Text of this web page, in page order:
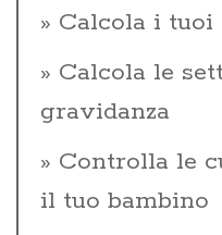
Calcola i
Calcola le
gravidanza
Controlla le
il tuo bambino